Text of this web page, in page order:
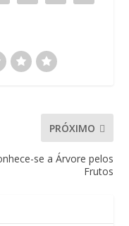
PRÓXIMO
se a Árvore pelos
Frutos